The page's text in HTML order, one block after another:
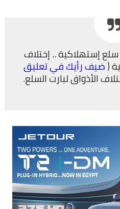
إستهلاكية .. إختلاف
(ضيف رأيك في تعليق
الأذواق لبارت السلع.